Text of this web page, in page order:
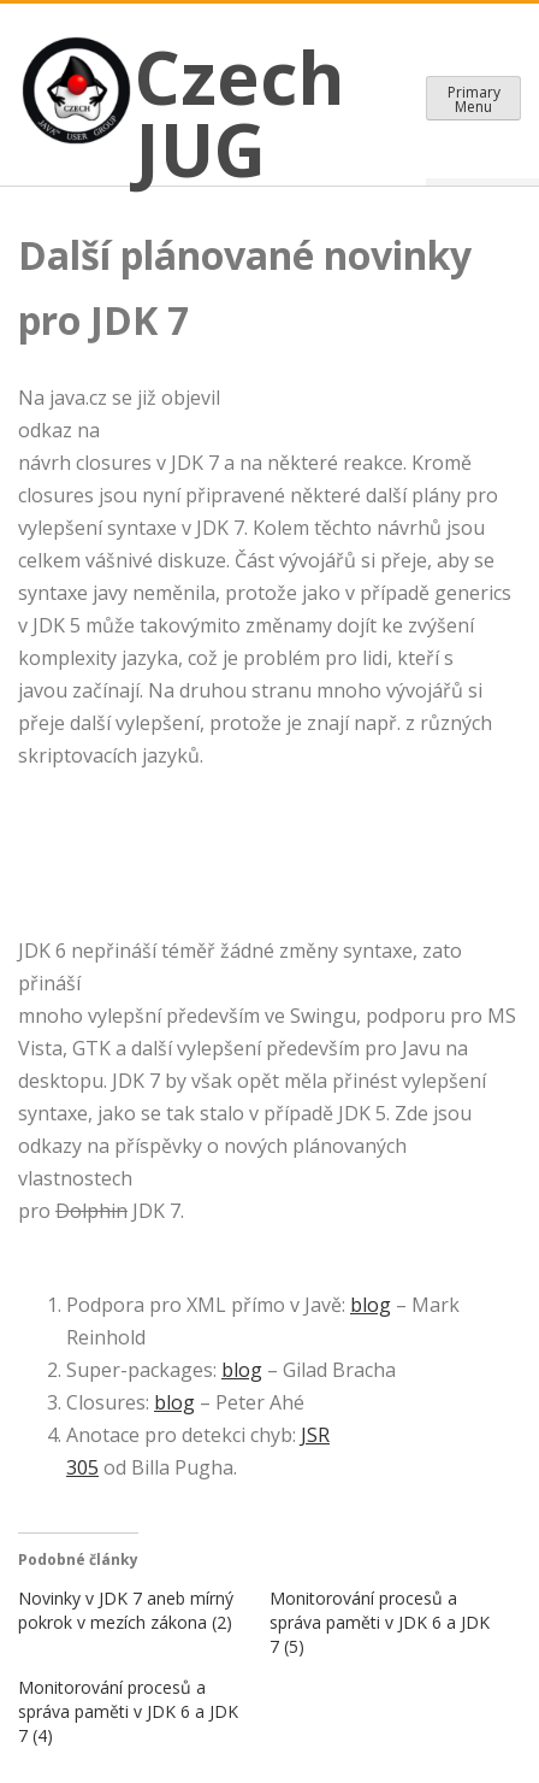
content
Czech JUG
CZECH JAVA USER GROUP
Czech
JUG
Primary
Menu
Další plánované novinky
pro JDK 7
Na java.cz se již objevil
odkaz na
návrh closures v JDK 7 a na některé reakce. Kromě
closures jsou nyní připravené některé další plány pro
vylepšení syntaxe v JDK 7. Kolem těchto návrhů jsou
celkem vášnivé diskuze. Část vývojářů si přeje, aby se
syntaxe javy neměnila, protože jako v případě generics
v JDK 5 může takovýmito změnamy dojít ke zvýšení
komplexity jazyka, což je problém pro lidi, kteří s
javou začínají. Na druhou stranu mnoho vývojářů si
přeje další vylepšení, protože je znají např. z různých
skriptovacích jazyků.
JDK 6 nepřináší téměř žádné změny syntaxe, zato
přináší
mnoho vylepšní především ve Swingu, podporu pro MS
Vista, GTK a další vylepšení především pro Javu na
desktopu. JDK 7 by však opět měla přinést vylepšení
syntaxe, jako se tak stalo v případě JDK 5. Zde jsou
odkazy na příspěvky o nových plánovaných
vlastnostech
pro Dolphin JDK 7.
Podpora pro XML přímo v Javě: blog – Mark
Reinhold
Super-packages: blog – Gilad Bracha
Closures: blog – Peter Ahé
Anotace pro detekci chyb: JSR
305 od Billa Pugha.
Podobné články
Novinky v JDK 7 aneb mírný
pokrok v mezích zákona (2)
Monitorování procesů a
správa paměti v JDK 6 a JDK
7 (5)
Monitorování procesů a
správa paměti v JDK 6 a JDK
7 (4)